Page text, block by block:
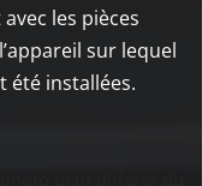
les pièces
sur lequel
été installées.